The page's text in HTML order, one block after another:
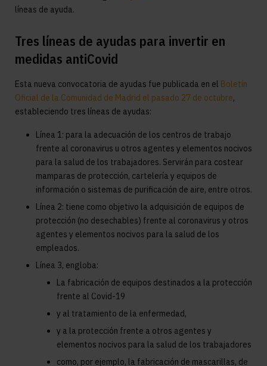
líneas de ayuda.
Tres líneas de ayudas para invertir en
medidas antiCovid
Esta nueva convocatoria de ayudas fue publicada en el Boletín
Oficial de la Comunidad de Madrid el pasado 27 de octubre,
estableciendo tres líneas de ayudas:
Línea 1: para la adecuación de los centros de trabajo
frente al coronavirus u otros agentes y elementos nocivos
para la salud de los trabajadores. Servirán para costear
mamparas de protección, cartelería y equipos de
información o sistemas de purificación de aire, entre otros.
Línea 2: tiene como objetivo la adquisición de equipos de
protección (no desechables) frente al coronavirus y otros
agentes y elementos nocivos para la salud de los
empleados.
Línea 3, engloba:
La fabricación de equipos destinados a la protección
frente al Covid-19
y al tratamiento de la enfermedad,
y a la protección frente a otros agentes y
elementos nocivos para la salud de los trabajadores
como, por ejemplo, la fabricación de mascarillas, de